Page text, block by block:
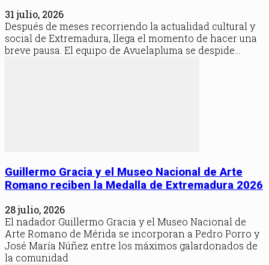
31 julio, 2026
Después de meses recorriendo la actualidad cultural y
social de Extremadura, llega el momento de hacer una
breve pausa. El equipo de Avuelapluma se despide...
Guillermo Gracia y el Museo Nacional de Arte
Romano reciben la Medalla de Extremadura 2026
28 julio, 2026
El nadador Guillermo Gracia y el Museo Nacional de
Arte Romano de Mérida se incorporan a Pedro Porro y
José María Núñez entre los máximos galardonados de
la comunidad